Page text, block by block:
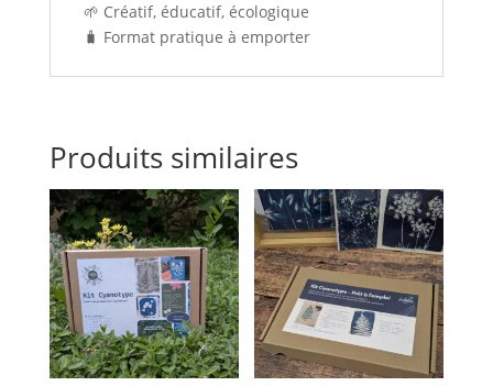
🌱 Créatif, éducatif, écologique
🧳 Format pratique à emporter
Produits similaires